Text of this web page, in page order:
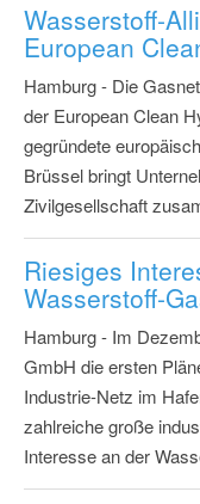
Wasserstoff-
European
Hamburg - Die
der European Clean
gegründete
Brüssel bringt
Zivilgesellschaft
Riesiges
Wasserstoff-
Hamburg - Im
GmbH die ersten
Industrie-Netz im
zahlreiche große
Interesse an der